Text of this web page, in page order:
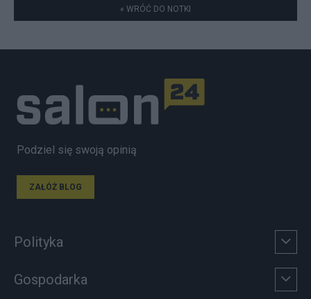
« WRÓĆ DO NOTKI
Podziel się swoją opinią
ZAŁÓŻ BLOG
Polityka
Gospodarka